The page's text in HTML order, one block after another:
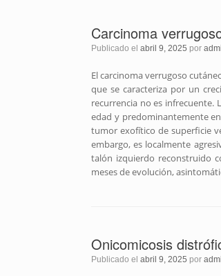
Carcinoma
Publicado el abril 9, 2025 por
El carcinoma verrugoso
que se caracteriza por un
recurrencia no es infrecuente.
edad y predominantemente
tumor exofítico de superficie
embargo, es localmente
talón izquierdo reconstruido
meses de evolución,
Onicomicosis
Publicado el abril 9, 2025 por